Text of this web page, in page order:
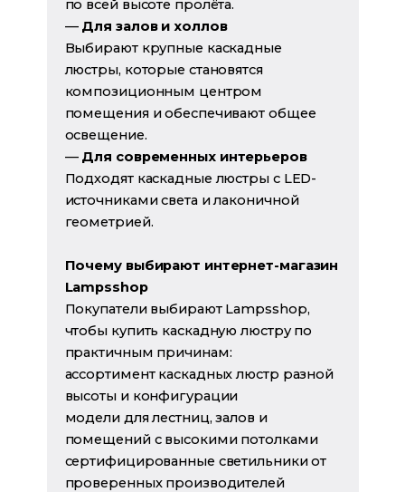
по всей высоте пролёта.
— Для залов и холлов
Выбирают крупные каскадные
люстры, которые становятся
композиционным центром
помещения и обеспечивают общее
освещение.
— Для современных интерьеров
Подходят каскадные люстры с LED-
источниками света и лаконичной
геометрией.
Почему выбирают интернет-магазин
Lampsshop
Покупатели выбирают Lampsshop,
чтобы купить каскадную люстру по
практичным причинам:
ассортимент каскадных люстр разной
высоты и конфигурации
модели для лестниц, залов и
помещений с высокими потолками
сертифицированные светильники от
проверенных производителей